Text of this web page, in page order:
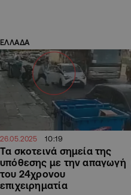
ΕΛΛΑΔΑ
26.05.2025 10:19
Τα σκοτεινά σημεία της
υπόθεσης με την απαγωγή
του 24χρονου
επιχειρηματία